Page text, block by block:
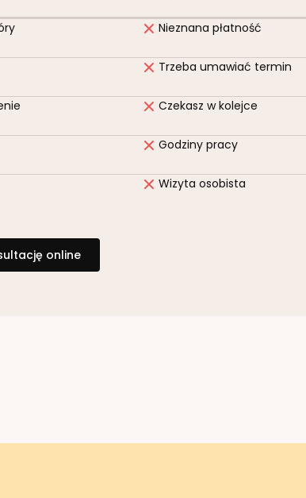
Nieznana płatność
Trzeba umawiać termin
Czekasz w kolejce
Godziny pracy
Wizyta osobista
online